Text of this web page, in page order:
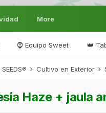
🧔 Equipo Sweet 👑
More
Cultivo en Exterior
Haze + jaula